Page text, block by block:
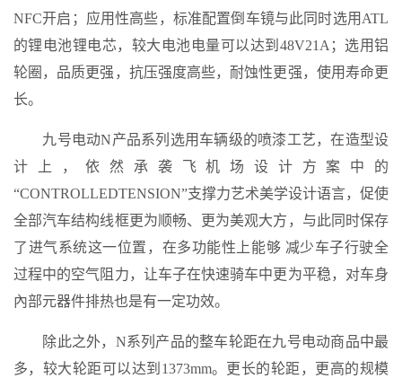
NFC开启；应用性高些，标准配置倒车镜与此同时选用ATL
的锂电池锂电芯，较大电池电量可以达到48V21A；选用铝
轮圈，品质更强，抗压强度高些，耐蚀性更强，使用寿命更
长。
九号电动N产品系列选用车辆级的喷漆工艺，在造型设
计上，依然承袭飞机场设计方案中的
“CONTROLLEDTENSION”支撑力艺术美学设计语言，促使
全部汽车结构线框更为顺畅、更为美观大方，与此同时保存
了进气系统这一位置，在多功能性上能够 减少车子行驶全
过程中的空气阻力，让车子在快速骑车中更为平稳，对车身
內部元器件排热也是有一定功效。
除此之外，N系列产品的整车轮距在九号电动商品中最
多，较大轮距可以达到1373mm。更长的轮距，更高的规模